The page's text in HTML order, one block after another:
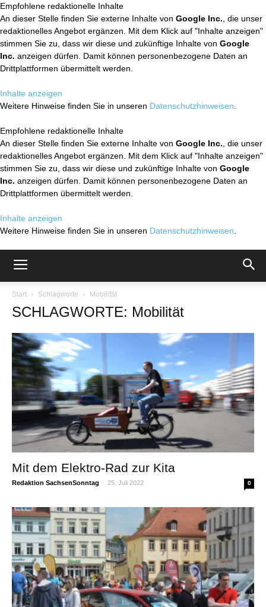
Empfohlene redaktionelle Inhalte
An dieser Stelle finden Sie externe Inhalte von Google Inc. , die unser
redaktionelles Angebot ergänzen. Mit dem Klick auf "Inhalte anzeigen"
stimmen Sie zu, dass wir diese und zukünftige Inhalte von Google
Inc. anzeigen dürfen. Damit können personenbezogene Daten an
Drittplattformen übermittelt werden.
Inhalte anzeigen
Weitere Hinweise finden Sie in unseren Datenschutzhinweisen
Empfohlene redaktionelle Inhalte
An dieser Stelle finden Sie externe Inhalte von Google Inc. , die unser
redaktionelles Angebot ergänzen. Mit dem Klick auf "Inhalte anzeigen"
stimmen Sie zu, dass wir diese und zukünftige Inhalte von Google
Inc. anzeigen dürfen. Damit können personenbezogene Daten an
Drittplattformen übermittelt werden.
Inhalte anzeigen
Weitere Hinweise finden Sie in unseren Datenschutzhinweisen
Start Schlagworte Mobilität
SCHLAGWORTE: Mobilität
Mit dem Elektro-Rad zur Kita
Redaktion SachsenSonntag - 25. Juli 2022 0